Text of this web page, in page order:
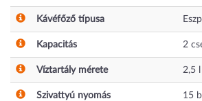
Kávéfőző típusa
Kapacitás 2
Víztartály mérete 2,5
Szivattyú nyomás 15